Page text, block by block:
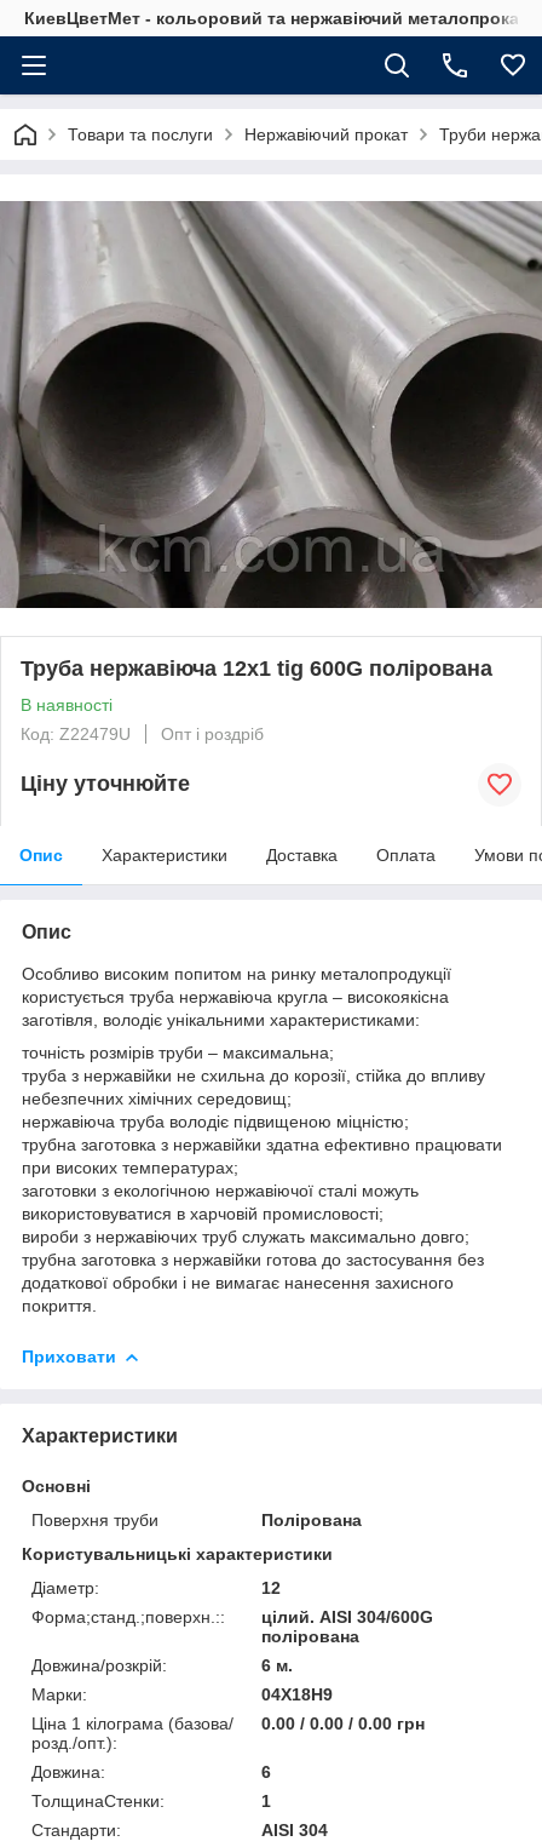
КиевЦветМет - кольоровий та нержавіючий металопрокат.
Товари та послуги Нержавіючий прокат Труби
Труба нержавіюча 12х1 tig 600G полірована
В наявності
Код: Z22479U
Опт і роздріб
Ціну уточнюйте
Опис Характеристики Доставка Оплата Умови
Опис
Особливо високим попитом на ринку металопродукції
користується труба нержавіюча кругла – високоякісна
заготівля, володіє унікальними характеристиками:
точність розмірів труби – максимальна;
труба з нержавійки не схильна до корозії, стійка до впливу
небезпечних хімічних середовищ;
нержавіюча труба володіє підвищеною міцністю;
трубна заготовка з нержавійки здатна ефективно працювати
при високих температурах;
заготовки з екологічною нержавіючої сталі можуть
використовуватися в харчовій промисловості;
вироби з нержавіючих труб служать максимально довго;
трубна заготовка з нержавійки готова до застосування без
додаткової обробки і не вимагає нанесення захисного
покриття.
Приховати
Характеристики
Основні
Поверхня труби
Полірована
Користувальницькі характеристики
Діаметр:
12
Форма;станд.;поверхн.::
цілий. AISI 304/600G
полірована
Довжина/розкрій:
6 м.
Марки:
04Х18Н9
Ціна 1 кілограма (базова/
розд./опт.):
0.00 / 0.00 / 0.00 грн
Довжина:
6
ТолщинаСтенки:
1
Стандарти:
AISI 304